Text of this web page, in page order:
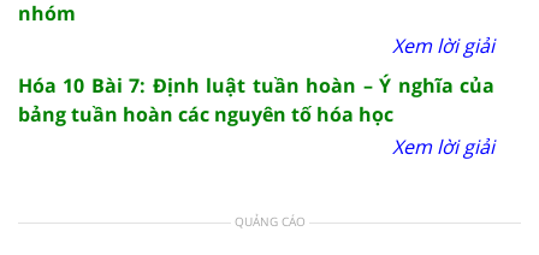
nhóm
Xem lời giải
Hóa 10 Bài 7: Định luật tuần hoàn – Ý nghĩa của
bảng tuần hoàn các nguyên tố hóa học
Xem lời giải
QUẢNG CÁO